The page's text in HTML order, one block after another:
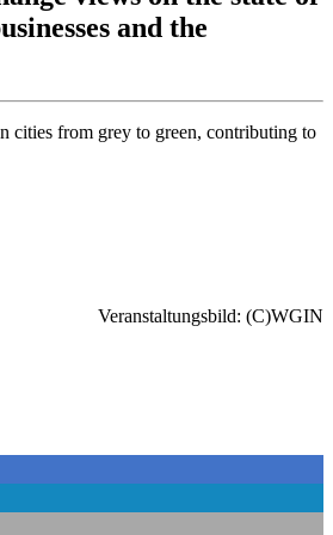
and the
cities from grey to green, contributing to
Veranstaltungsbild: (C)WGIN